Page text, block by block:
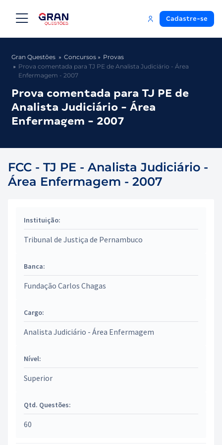
Cadastre-se
Gran Questões Concursos
Provas
Prova comentada para TJ PE de Analista Judiciário - Área
Enfermagem - 2007
Prova comentada para TJ PE de
Analista Judiciário - Área
Enfermagem - 2007
FCC - TJ PE - Analista Judiciário -
Área Enfermagem - 2007
Instituição:
Tribunal de Justiça de Pernambuco
Banca:
Fundação Carlos Chagas
Cargo:
Analista Judiciário - Área Enfermagem
Nível:
Superior
Qtd. Questões:
60